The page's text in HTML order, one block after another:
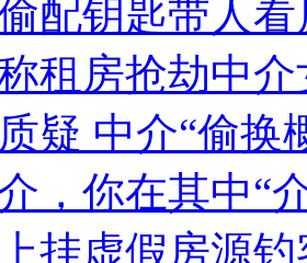
配钥匙带人看
租房抢劫中
疑 中介“偷换
，你在其中“
挂虚假房源钓